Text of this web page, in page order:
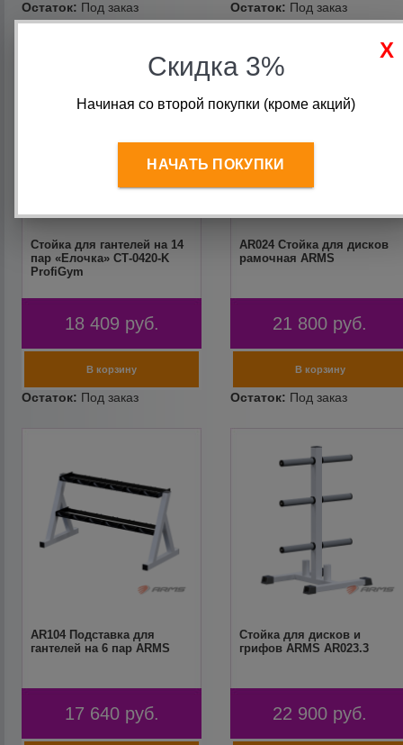
Стойка для гантелей на 14
пар «Елочка» СТ-0420-K
ProfiGym
18 409 руб.
AR024 Стойка для дисков
рамочная ARMS
21 800 руб.
AR104 Подставка для
гантелей на 6 пар ARMS
17 640 руб.
Стойка для дисков и
грифов ARMS AR023.3
22 900 руб.
Скидка 3%
Начиная со второй покупки (кроме акций)
НАЧАТЬ ПОКУПКИ